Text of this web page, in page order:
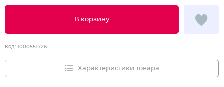
В корзину
Код: 1000551726
Характеристики товара